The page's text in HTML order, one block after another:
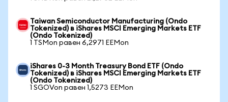
Taiwan Semiconductor Manufacturing (Ondo
Tokenized) в iShares MSCI Emerging Markets ETF
(Ondo Tokenized)
1 TSMon равен 6,2971 EEMon
iShares 0-3 Month Treasury Bond ETF (Ondo
Tokenized) в iShares MSCI Emerging Markets ETF
(Ondo Tokenized)
1 SGOVon равен 1,5273 EEMon